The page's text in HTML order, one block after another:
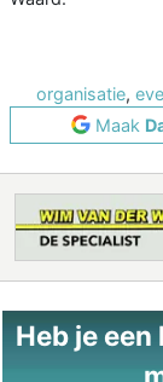
organisatie,
Maak
Heb je